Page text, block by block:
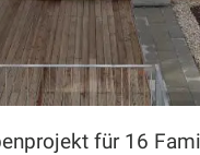
für 16